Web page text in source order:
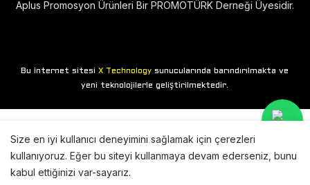
Aplus Promosyon Ürünleri Bir PROMOTÜRK Derneği Üyesidir.
Bu internet sitesiX Technology sunucularında barındırılmakta ve
yeni teknolojilerle geliştirilmektedir.
Size en iyi kullanıcı deneyimini sağlamak için çerezleri
kullanıyoruz. Eğer bu siteyi kullanmaya devam ederseniz, bunu
kabul ettiğinizi var-sayarız.